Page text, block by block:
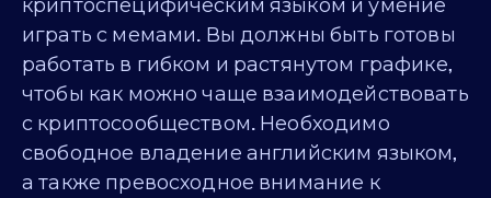
криптоспецифическим языком и умение
играть с мемами. Вы должны быть готовы
работать в гибком и растянутом графике,
чтобы как можно чаще взаимодействовать
с криптосообществом. Необходимо
свободное владение английским языком,
а также превосходное внимание к